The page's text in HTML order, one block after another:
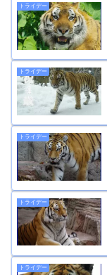
トライデー
トライデー
トライデー
トライデー
トライデー